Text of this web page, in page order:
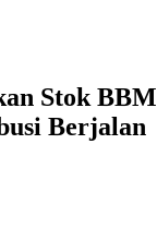
Stok BBM
Berjalan